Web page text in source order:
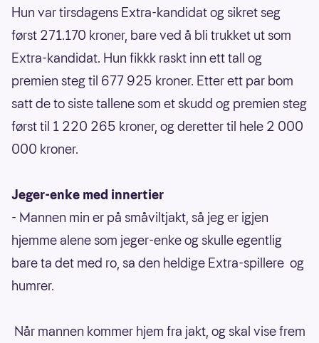
Hun var tirsdagens Extra-kandidat og sikret seg
først 271.170 kroner, bare ved å bli trukket ut som
Extra-kandidat. Hun fikkk raskt inn ett tall og
premien steg til 677 925 kroner. Etter ett par bom
satt de to siste tallene som et skudd og premien steg
først til 1 220 265 kroner, og deretter til hele 2 000
000 kroner.
Jeger-enke med innertier
- Mannen min er på småviltjakt, så jeg er igjen
hjemme alene som jeger-enke og skulle egentlig
bare ta det med ro, sa den heldige Extra-spillere og
humrer.
Når mannen kommer hjem fra jakt, og skal vise frem